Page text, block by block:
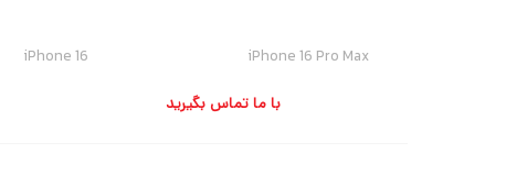
iPhone 16 iPhone 16 Pro Max
با ما تماس بگیرید